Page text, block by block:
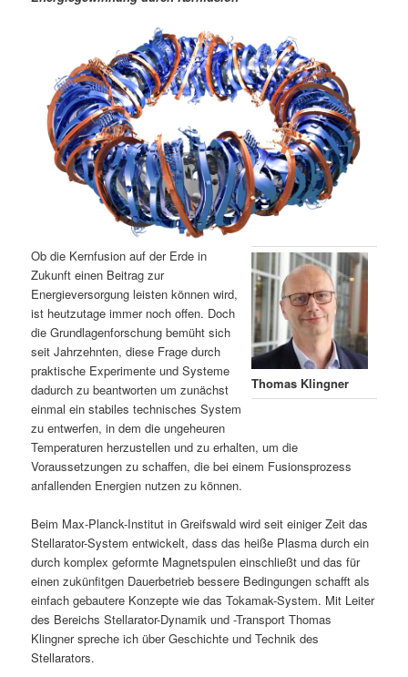
e
h
a
l
t
s
p
i
n
g
e
ä
I
n
h
a
l
t
p
r
i
n
n
Thomas Klingner
Ob die Kernfusion auf der Erde in
Zukunft einen Beitrag zur
Energieversorgung leisten können wird,
ist heutzutage immer noch offen. Doch
die Grundlagenforschung bemüht sich
seit Jahrzehnten, diese Frage durch
praktische Experimente und Systeme
dadurch zu beantworten um zunächst
einmal ein stabiles technisches System
zu entwerfen, in dem die ungeheuren
Temperaturen herzustellen und zu erhalten, um die
Voraussetzungen zu schaffen, die bei einem Fusionsprozess
anfallenden Energien nutzen zu können.
Beim Max-Planck-Institut in Greifswald wird seit einiger Zeit das
Stellarator-System entwickelt, dass das heiße Plasma durch ein
durch komplex geformte Magnetspulen einschließt und das für
einen zukünfitgen Dauerbetrieb bessere Bedingungen schafft als
einfach gebautere Konzepte wie das Tokamak-System. Mit Leiter
des Bereichs Stellarator-Dynamik und -Transport Thomas
Klingner spreche ich über Geschichte und Technik des
Stellarators.